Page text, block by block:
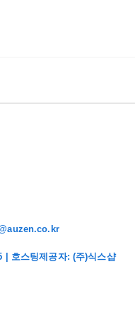
| 호스팅제공자: (주)식스샵